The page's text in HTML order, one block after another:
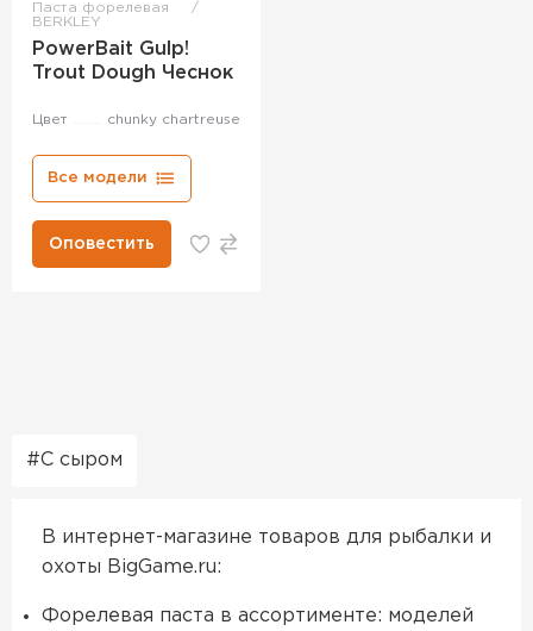
Паста форелевая
BERKLEY
PowerBait Gulp!
Trout Dough Чеснок
Цвет chunky chartreuse
Все модели
Оповестить
С сыром
В интернет-магазине товаров для рыбалки и
охоты BigGame.ru:
Форелевая паста в ассортименте: моделей